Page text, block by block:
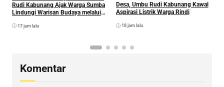
Rudi Kabunang Ajak Warga Sumba
Lindungi Warisan Budaya melalui
17 jam lalu
Desa, Umbu Rudi Kabunang Kawal
Aspirasi Listrik Warga Rindi
18 jam lalu
Komentar